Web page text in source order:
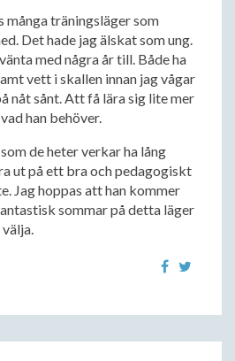
träningsläger som
Det hade jag älskat som ung.
med några år till. Både ha
vett i skallen innan jag vågar
nåt sånt. Att få lära sig lite mer
han behöver.
de heter verkar ha lång
ut på ett bra och pedagogiskt
Jag hoppas att han kommer
sommar på detta läger